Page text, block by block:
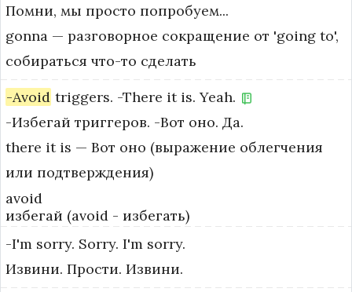
Помни, мы просто попробуем...
gonna — разговорное сокращение от 'going to',
собираться что-то сделать
-Avoid triggers. -There it is. Yeah.
-Избегай триггеров. -Вот оно. Да.
there it is — Вот оно (выражение облегчения
или подтверждения)
avoid
избегай (avoid - избегать)
-I'm sorry. Sorry. I'm sorry.
Извини. Прости. Извини.